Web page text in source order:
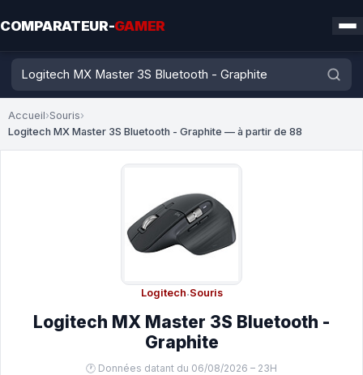
COMPARATEUR-GAMER
Accueil›Souris›
Logitech MX Master 3S Bluetooth - Graphite — à partir de 88
Logitech·Souris
Logitech MX Master 3S Bluetooth -
Graphite
🕐 Données datant du 06/08/2026 – 23H